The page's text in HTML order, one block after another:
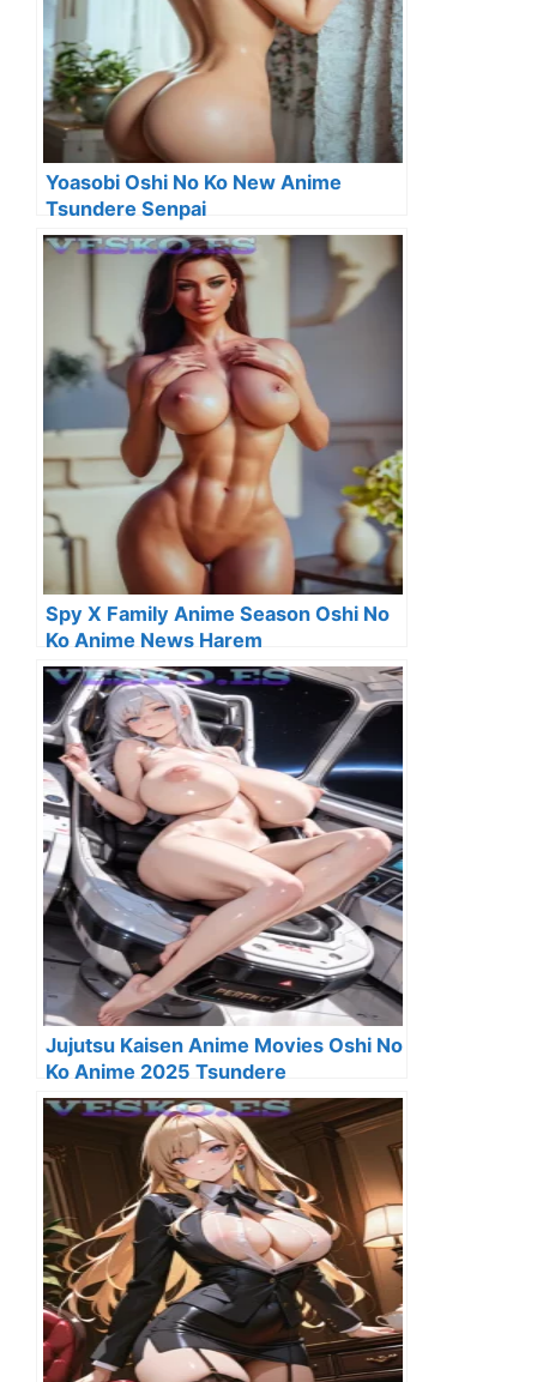
Yoasobi Oshi No Ko New Anime
Tsundere Senpai
Spy X Family Anime Season Oshi No
Ko Anime News Harem
Jujutsu Kaisen Anime Movies Oshi No
Ko Anime 2025 Tsundere